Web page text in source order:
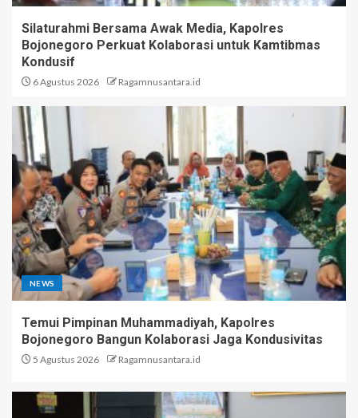
Silaturahmi Bersama Awak Media, Kapolres
Bojonegoro Perkuat Kolaborasi untuk Kamtibmas
Kondusif
6 Agustus 2026 Ragamnusantara.id
NEWS
Temui Pimpinan Muhammadiyah, Kapolres
Bojonegoro Bangun Kolaborasi Jaga Kondusivitas
5 Agustus 2026 Ragamnusantara.id